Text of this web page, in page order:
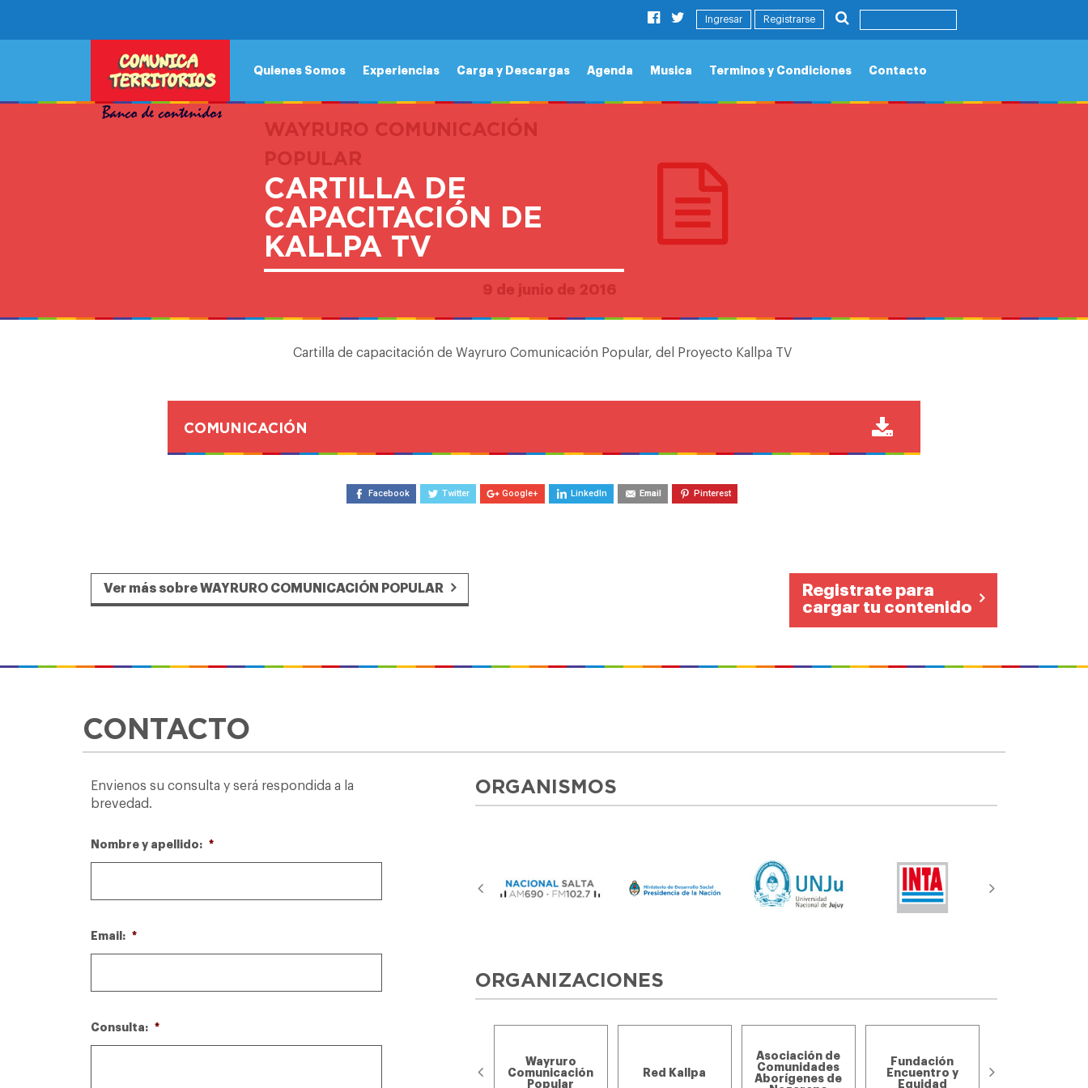
Ingresar Registrarse
Quienes Somos Experiencias Carga y Descargas Agenda Musica Terminos y Condiciones Contacto
WAYRURO COMUNICACIÓN
POPULAR
CARTILLA DE
CAPACITACIÓN DE
KALLPA TV
9 de junio de 2016
Cartilla de capacitación de Wayruro Comunicación Popular, del Proyecto Kallpa TV
COMUNICACIÓN
Facebook Twitter Google+ LinkedIn Email Pinterest
Ver más sobre WAYRURO COMUNICACIÓN POPULAR
Registrate para
cargar tu contenido
CONTACTO
Envienos su consulta y será respondida a la
brevedad.
Nombre y apellido: *
Email: *
Consulta: *
ORGANISMOS
ORGANIZACIONES
Wayruro
Comunicación
Popular
Red Kallpa
Asociación de
Comunidades
Aborígenes de
Fundación
Encuentro y
Equidad